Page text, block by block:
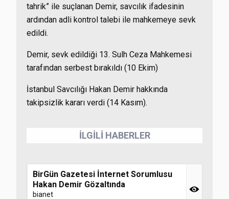
tahrik” ile suçlanan Demir, savcılık ifadesinin
ardından adli kontrol talebi ile mahkemeye sevk
edildi.
Demir, sevk edildiği 13. Sulh Ceza Mahkemesi
tarafından serbest bırakıldı (10 Ekim)
İstanbul Savcılığı Hakan Demir hakkında
takipsizlik kararı verdi (14 Kasım).
İLGİLİ HABERLER
BirGün Gazetesi İnternet Sorumlusu
Hakan Demir Gözaltında
bianet